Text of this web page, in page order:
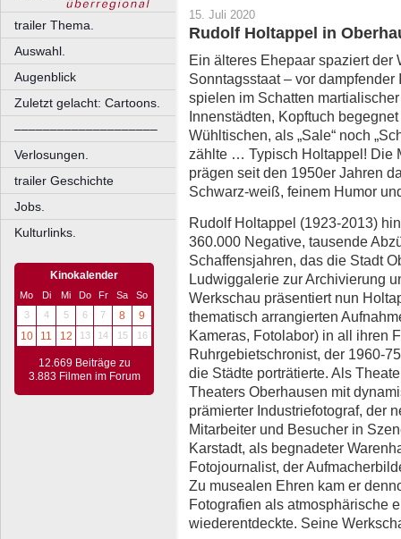
trailer Thema.
Auswahl.
Augenblick
Zuletzt gelacht: Cartoons.
––––––––––––––––––––
Verlosungen.
trailer Geschichte
Jobs.
Kulturlinks.
Kinokalender
Mo Di Mi Do Fr Sa
So
3
4 5 6 7 8
9
10
11 12 13 14 15 16
12.669 Beiträge zu
3.883 Filmen im Forum
15. Juli 2020
Rudolf Holtappel in
Ein älteres Ehepaar spaziert der
Sonntagsstaat – vor
spielen im Schatten
Innenstädten, Kopftuch
Wühltischen, als „Sale“ noch
zählte … Typisch Holtappel! Die
prägen seit den 1950er Jahren
Schwarz-weiß, feinem Humor
Rudolf Holtappel (1923-2013)
360.000 Negative, tausende
Schaffensjahren, das die Stadt
Ludwiggalerie zur Archivierung
Werkschau präsentiert nun
thematisch arrangierten
Kameras, Fotolabor) in all ihren
Ruhrgebietschronist, der 1960-
die Städte porträtierte. Als
Theaters Oberhausen mit
prämierter Industriefotograf, der
Mitarbeiter und Besucher in
Karstadt, als begnadeter
Fotojournalist, der
Zu musealen Ehren kam er
Fotografien als atmosphärische
wiederentdeckte. Seine